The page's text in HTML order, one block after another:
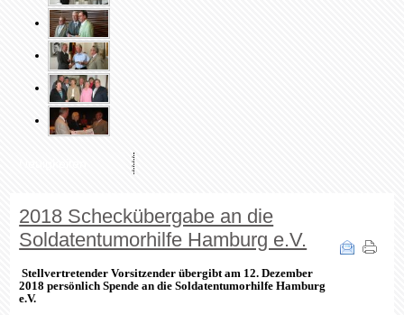
2018 Scheckübergabe an die
Soldatentumorhilfe Hamburg e.V.
Stellvertretender Vorsitzender übergibt am 12. Dezember
2018 persönlich Spende an die Soldatentumorhilfe Hamburg
e.V.